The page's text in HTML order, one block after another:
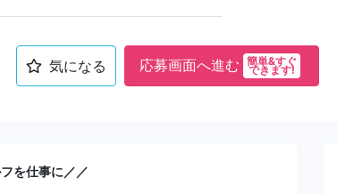
気になる 応募画面へ進む 簡単&すぐ
できます!
を仕事に／／